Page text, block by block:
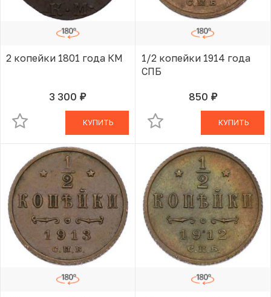
2 копейки 1801 года КМ
3 300 руб.
В КОРЗИНЕ
КУПИТЬ
1/2 копейки 1914 года
СПБ
850 руб.В КОРЗИНЕ
КУПИТЬ